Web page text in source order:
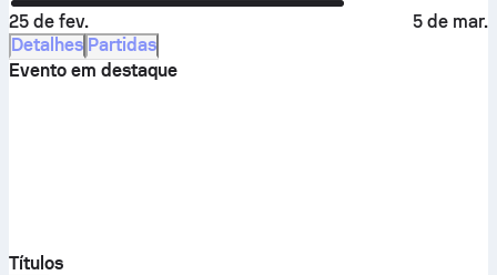
25 de fev.
5 de mar.
Detalhes Partidas
Evento em destaque
Títulos